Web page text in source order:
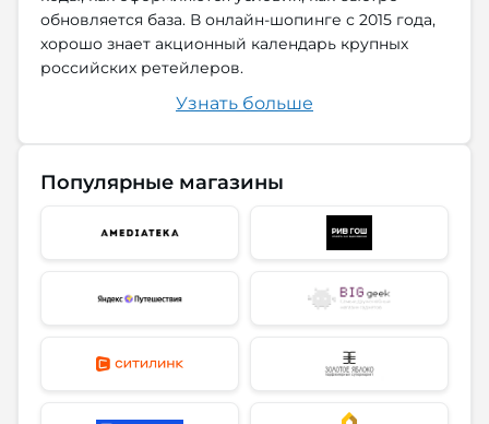
обновляется база. В онлайн-шопинге с 2015 года,
хорошо знает акционный календарь крупных
российских ретейлеров.
Узнать больше
Популярные магазины